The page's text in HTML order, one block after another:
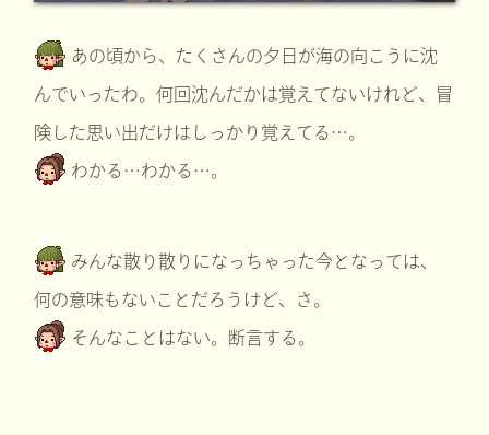
あの頃から、たくさんの夕日が海の向こうに沈
んでいったわ。何回沈んだかは覚えてないけれど、冒
険した思い出だけはしっかり覚えてる…。
わかる…わかる…。
みんな散り散りになっちゃった今となっては、
何の意味もないことだろうけど、さ。
そんなことはない。断言する。